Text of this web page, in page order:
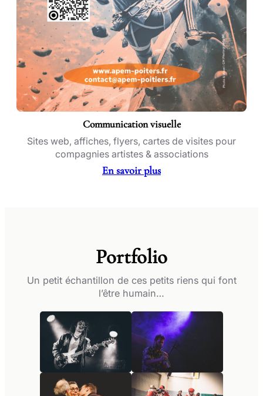
Communication visuelle
Sites web, affiches, flyers, cartes de visites pour
compagnies artistes & associations
En savoir plus
Portfolio
Un petit échantillon de ces petits riens qui font
l’être humain…